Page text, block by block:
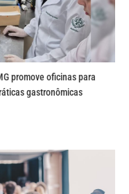
promove oficinas para
gastronômicas